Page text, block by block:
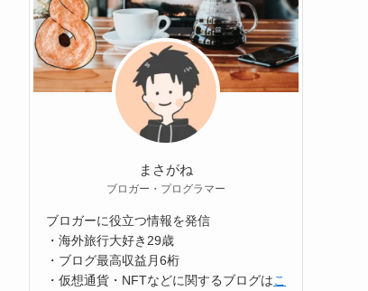
まさがね
ブロガー・プログラマー
ブロガーに役立つ情報を発信
・海外旅行大好き29歳
・ブログ最高収益月6桁
・仮想通貨・NFTなどに関するブログはこ